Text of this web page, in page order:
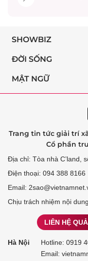
SHOWBIZ
ĐỜI SỐNG
MẬT NGỮ
Trang tin tức giải trí
Cổ phần
Địa chỉ: Tòa nhà C’land,
Điện thoại: 094 388 8166
Email:
Chịu trách nhiệm nội
LIÊN HỆ
Hà Nội Hotline: 0919
Email: